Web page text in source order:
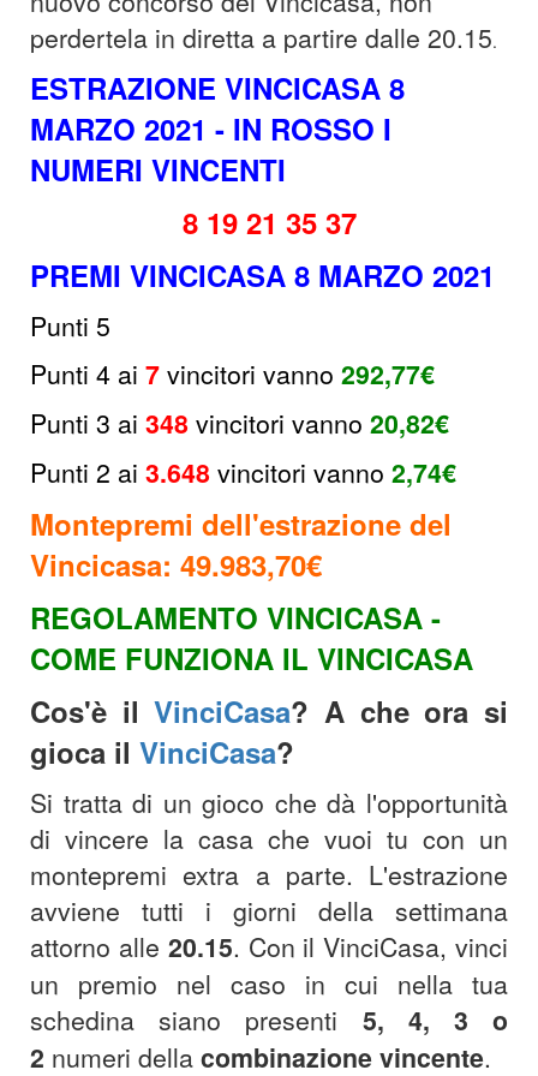
perdertela in diretta a partire dalle 20.15.
ESTRAZIONE VINCICASA 8
MARZO 2021 - IN ROSSO I
NUMERI VINCENTI
8 19 21 35 37
PREMI VINCICASA 8 MARZO 2021
Punti 5
Punti 4 ai 7 vincitori vanno 292,77€
Punti 3 ai 348 vincitori vanno 20,82€
Punti 2 ai 3.648 vincitori vanno 2,74€
Montepremi dell'estrazione del
Vincicasa: 49.983,70€
REGOLAMENTO VINCICASA -
COME FUNZIONA IL VINCICASA
Cos'è ilVinciCasa? A che ora si
gioca il VinciCasa?
Si tratta di un gioco che dà l'opportunità
di vincere la casa che vuoi tu con un
montepremi extra a parte. L'estrazione
avviene tutti i giorni della settimana
attorno alle 20.15. Con il VinciCasa, vinci
un premio nel caso in cui nella tua
schedina siano presenti 5, 4, 3 o
2 numeri della combinazionevincente.